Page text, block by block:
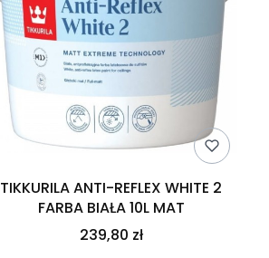
TIKKURILA ANTI-REFLEX WHITE 2
FARBA BIAŁA 10L MAT
239,80 zł